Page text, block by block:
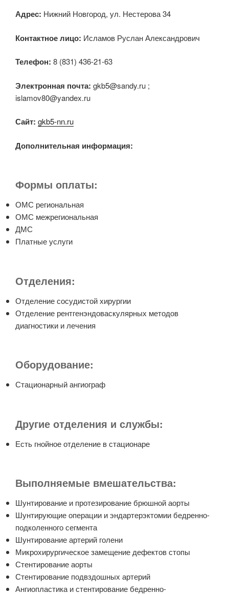
Адрес: Нижний Новгород, ул. Нестерова 34
Контактное лицо: Исламов Руслан Александрович
Телефон: 8 (831) 436-21-63
Электронная почта: gkb5@sandy.ru ;
islamov80@yandex.ru
Сайт: gkb5-nn.ru
Дополнительная информация:
Формы оплаты:
ОМС региональная
ОМС межрегиональная
ДМС
Платные услуги
Отделения:
Отделение сосудистой хирургии
Отделение рентгенэндоваскулярных методов
диагностики и лечения
Оборудование:
Стационарный ангиограф
Другие отделения и службы:
Есть гнойное отделение в стационаре
Выполняемые вмешательства:
Шунтирование и протезирование брюшной аорты
Шунтирующие операции и эндартерэктомии бедренно-
подколенного сегмента
Шунтирование артерий голени
Микрохирургическое замещение дефектов стопы
Стентирование аорты
Стентирование подвздошных артерий
Ангиопластика и стентирование бедренно-